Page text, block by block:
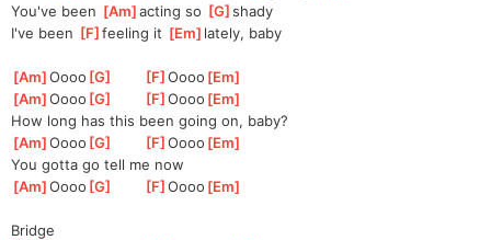
You've been [Am ]
acting so [G ]
shady
I've been [F ]
feeling it [Em ]lately, baby
[Am ]
Oooo [G [F ]
Oooo [Em
[Am ]
Oooo [G [F ]
Oooo [Em
How long has this been going on, baby?
[Am ]
Oooo [G [F ]
Oooo [Em
You gotta go tell me now
[Am ]
Oooo [G [F ]
Oooo [Em
Bridge